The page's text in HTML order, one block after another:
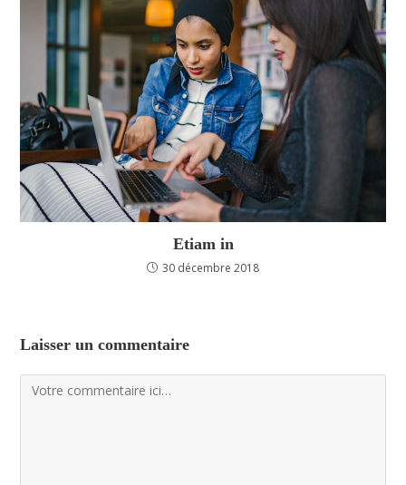
Etiam in
30 décembre 2018
Laisser un commentaire